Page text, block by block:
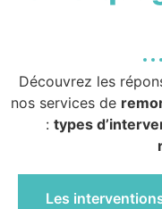
Découvrez les
nos services de
: types
Les